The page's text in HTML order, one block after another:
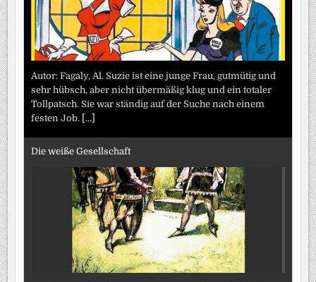
Autor: Fagaly, Al. Suzie ist eine junge Frau, gutmütig und
sehr hübsch, aber nicht übermäßig klug und ein totaler
Tollpatsch. Sie war ständig auf der Suche nach einem
festen Job. [...]
Die weiße Gesellschaft